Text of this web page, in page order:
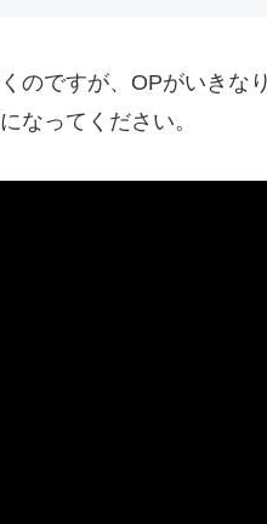
のですが、OPがいきな
なってください。